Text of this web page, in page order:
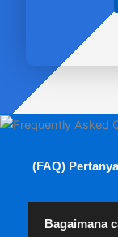
(FAQ)
Bagaimana